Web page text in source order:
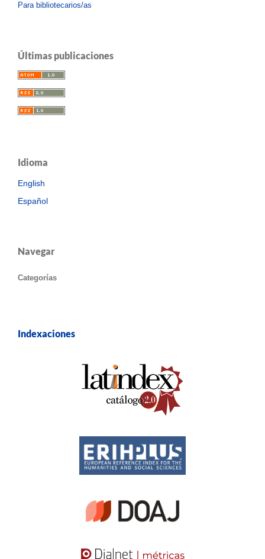
Para bibliotecarios/as
Últimas publicaciones
Idioma
English
Español
Navegar
Categorías
Indexaciones